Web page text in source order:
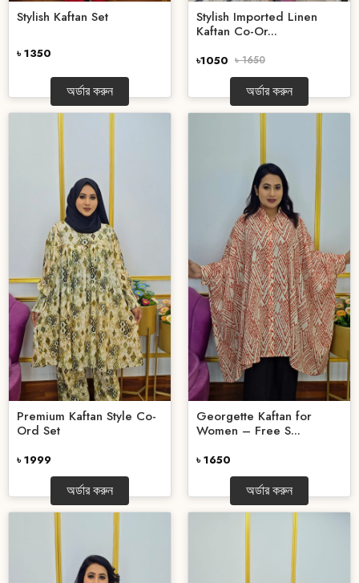
Stylish Kaftan Set
৳ 1350
অর্ডার করুন
Stylish Imported Linen
Kaftan Co-Or...
৳1050 ৳ 1650
অর্ডার করুন
Premium Kaftan Style Co-
Ord Set
৳ 1999
অর্ডার করুন
Georgette Kaftan for
Women – Free S...
৳ 1650
অর্ডার করুন